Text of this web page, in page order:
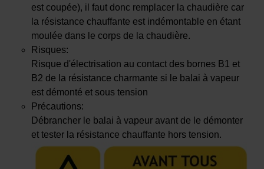
est coupée), il faut donc remplacer la chaudière car
la résistance chauffante est indémontable en étant
moulée dans le corps de la chaudière.
Risques:
Risque d'électrisation au contact des bornes B1 et
B2 de la résistance charmante si le balai à vapeur
est démonté et sous tension
Précautions:
Débrancher le balai à vapeur avant de le démonter
et tester la résistance chauffante hors tension.